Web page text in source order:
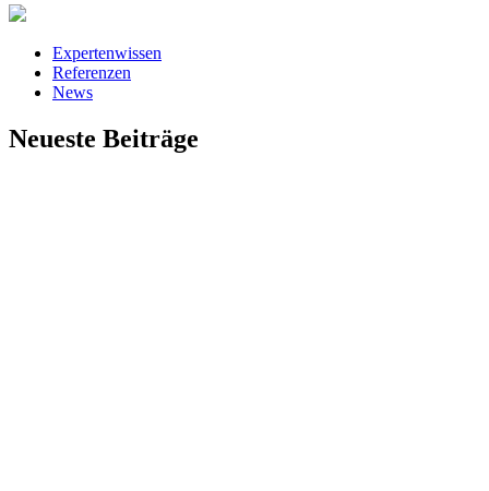
Expertenwissen
Referenzen
News
Neueste Beiträge